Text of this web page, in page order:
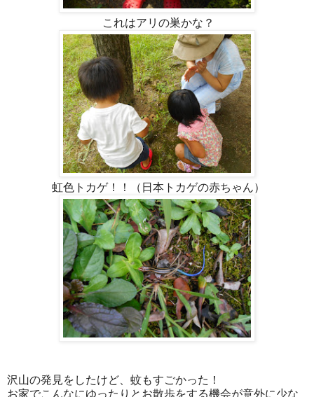
これはアリの巣かな？
虹色トカゲ！！（日本トカゲの赤ちゃん）
沢山の発見をしたけど、蚊もすごかった！
お家でこんなにゆったりとお散歩をする機会が意外に少な